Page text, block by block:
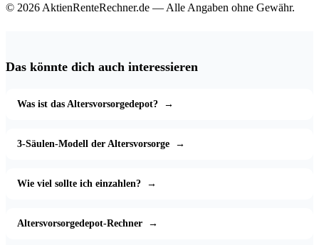
© 2026 AktienRenteRechner.de — Alle Angaben ohne Gewähr.
Das könnte dich auch interessieren
Was ist das Altersvorsorgedepot? →
3-Säulen-Modell der Altersvorsorge →
Wie viel sollte ich einzahlen? →
Altersvorsorgedepot-Rechner →